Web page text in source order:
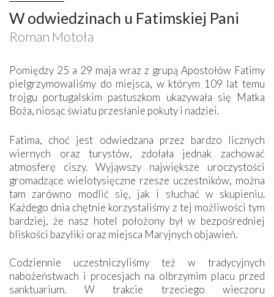
W odwiedzinach u Fatimskiej Pani
Roman Motoła
Pomiędzy 25 a 29 maja wraz z grupą Apostołów Fatimy
pielgrzymowaliśmy do miejsca, w którym 109 lat temu
trojgu portugalskim pastuszkom ukazywała się Matka
Boża, niosąc światu przesłanie pokuty i nadziei.
Fatima, choć jest odwiedzana przez bardzo licznych
wiernych oraz turystów, zdołała jednak zachować
atmosferę ciszy. Wyjąwszy największe uroczystości
gromadzące wielotysięczne rzesze uczestników, można
tam zarówno modlić się, jak i słuchać w skupieniu.
Każdego dnia chętnie korzystaliśmy z tej możliwości tym
bardziej, że nasz hotel położony był w bezpośredniej
bliskości bazyliki oraz miejsca Maryjnych objawień.
Codziennie uczestniczyliśmy też w tradycyjnych
nabożeństwach i procesjach na olbrzymim placu przed
sanktuarium. W trakcie trzeciego wieczoru